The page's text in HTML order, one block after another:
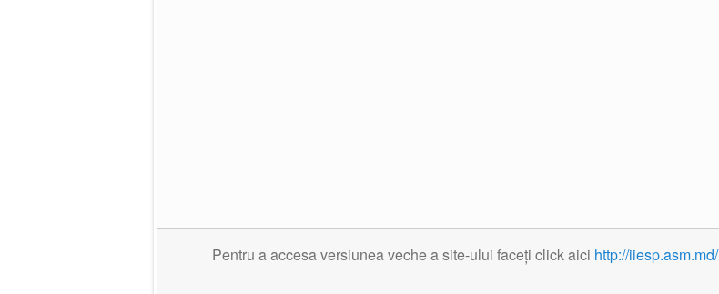
Pentru a accesa versiunea veche a site-ului faceți click aici http://iiesp.asm.md/